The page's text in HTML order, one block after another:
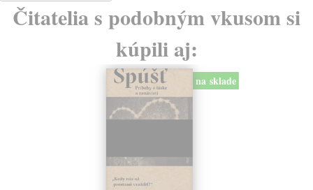
Čitatelia s podobným vkusom si
kúpili aj:
na sklade